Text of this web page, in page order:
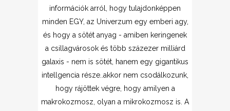
információk arról, hogy tulajdonképpen
minden EGY, az Univerzum egy emberi agy,
és hogy a sötét anyag - amiben keringenek
a csillagvárosok és több százezer milliárd
galaxis - nem is sötét, hanem egy gigantikus
intellgencia része..akkor nem csodálkozunk,
hogy rájöttek végre, hogy amilyen a
makrokozmosz, olyan a mikrokozmosz is. A